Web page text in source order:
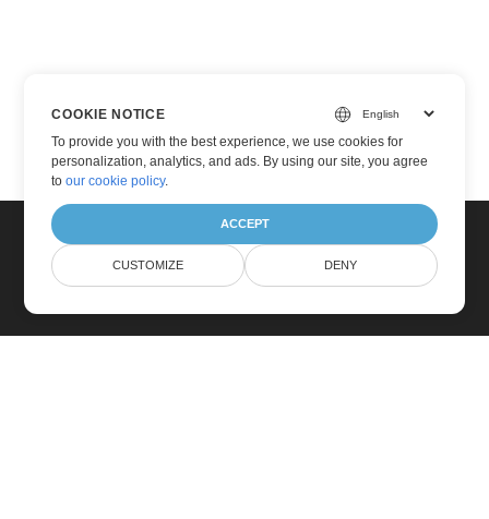
COOKIE NOTICE
To provide you with the best experience, we use cookies for
personalization, analytics, and ads. By using our site, you agree
toour cookie policy.
ACCEPT
CUSTOMIZE DENY